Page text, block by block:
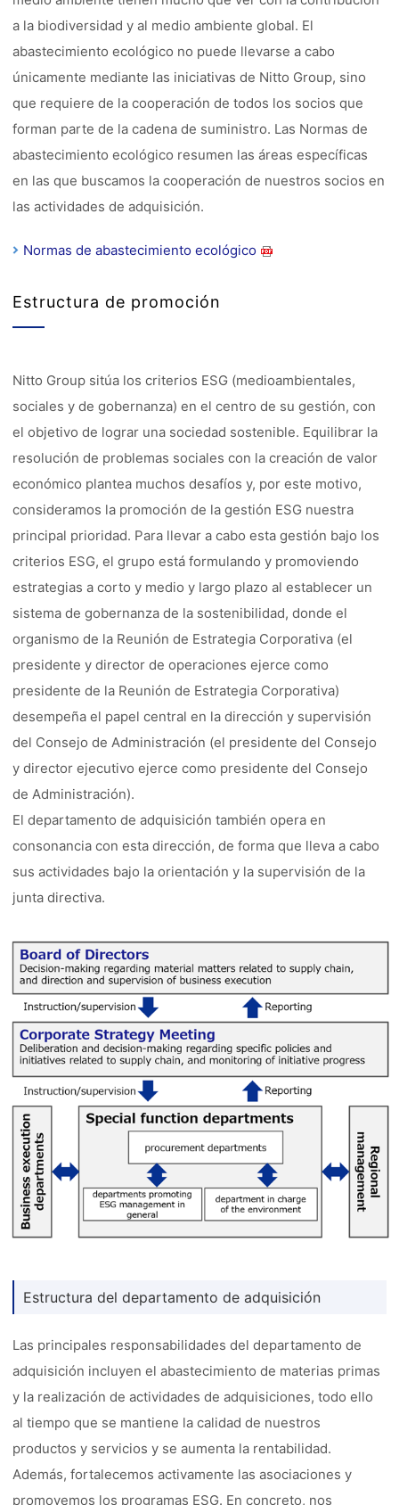
a la biodiversidad y al medio ambiente global. El
abastecimiento ecológico no puede llevarse a cabo
únicamente mediante las iniciativas de Nitto Group, sino
que requiere de la cooperación de todos los socios que
forman parte de la cadena de suministro. Las Normas de
abastecimiento ecológico resumen las áreas específicas
en las que buscamos la cooperación de nuestros socios en
las actividades de adquisición.
Normas de abastecimiento ecológico
Estructura de promoción
Nitto Group sitúa los criterios ESG (medioambientales,
sociales y de gobernanza) en el centro de su gestión, con
el objetivo de lograr una sociedad sostenible. Equilibrar la
resolución de problemas sociales con la creación de valor
económico plantea muchos desafíos y, por este motivo,
consideramos la promoción de la gestión ESG nuestra
principal prioridad. Para llevar a cabo esta gestión bajo los
criterios ESG, el grupo está formulando y promoviendo
estrategias a corto y medio y largo plazo al establecer un
sistema de gobernanza de la sostenibilidad, donde el
organismo de la Reunión de Estrategia Corporativa (el
presidente y director de operaciones ejerce como
presidente de la Reunión de Estrategia Corporativa)
desempeña el papel central en la dirección y supervisión
del Consejo de Administración (el presidente del Consejo
y director ejecutivo ejerce como presidente del Consejo
de Administración).
El departamento de adquisición también opera en
consonancia con esta dirección, de forma que lleva a cabo
sus actividades bajo la orientación y la supervisión de la
junta directiva.
Estructura del departamento de adquisición
Las principales responsabilidades del departamento de
adquisición incluyen el abastecimiento de materias primas
y la realización de actividades de adquisiciones, todo ello
al tiempo que se mantiene la calidad de nuestros
productos y servicios y se aumenta la rentabilidad.
Además, fortalecemos activamente las asociaciones y
promovemos los programas ESG. En concreto, nos